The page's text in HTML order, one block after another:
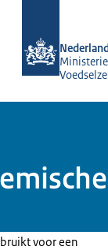
voor een